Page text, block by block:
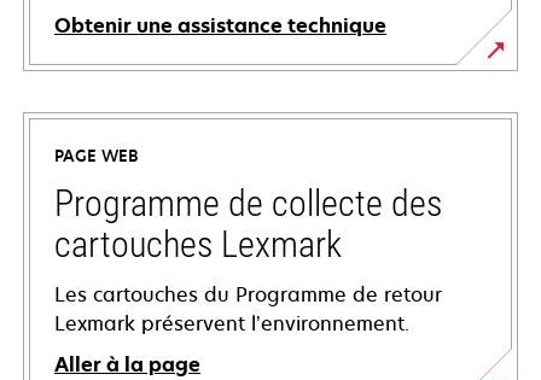
Obtenir une assistance technique
s’ouvre
dans
nouvel
onglet
PAGE WEB
Programme de collecte des
cartouches Lexmark
Les cartouches du Programme de retour
Lexmark préservent l’environnement.
Aller à la page